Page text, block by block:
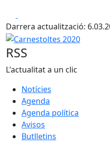
Darrera actualització:
Carnestoltes 2020
RSS
L'actualitat a un clic
Notícies
Agenda
Agenda política
Avisos
Butlletins